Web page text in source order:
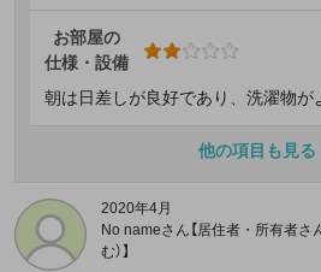
お部屋の
仕様・設備
朝は日差しが良好であり、洗濯物が
他の項目も見る
2020年4月
No nameさん【居住者・所有者さ
む）】